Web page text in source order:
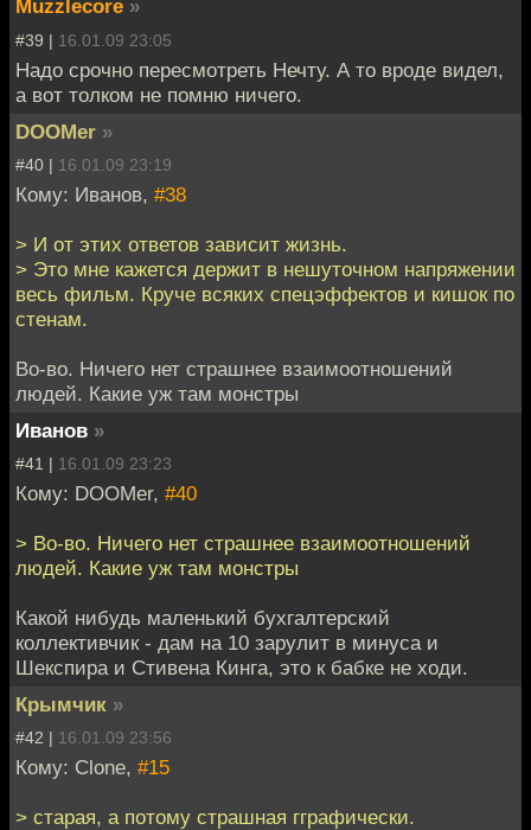
Muzzlecore »
#39 | 16.01.09 23:05
Надо срочно пересмотреть Нечту. А то вроде видел,
а вот толком не помню ничего.
DOOMer »
#40 | 16.01.09 23:19
Кому: Иванов, #38
> И от этих ответов зависит жизнь.
> Это мне кажется держит в нешуточном напряжении
весь фильм. Круче всяких спецэффектов и кишок по
стенам.
Во-во. Ничего нет страшнее взаимоотношений
людей. Какие уж там монстры
Иванов »
#41 | 16.01.09 23:23
Кому: DOOMer, #40
> Во-во. Ничего нет страшнее взаимоотношений
людей. Какие уж там монстры
Какой нибудь маленький бухгалтерский
коллективчик - дам на 10 зарулит в минуса и
Шекспира и Стивена Кинга, это к бабке не ходи.
Крымчик »
#42 | 16.01.09 23:56
Кому: Clone, #15
> старая, а потому страшная гграфически.